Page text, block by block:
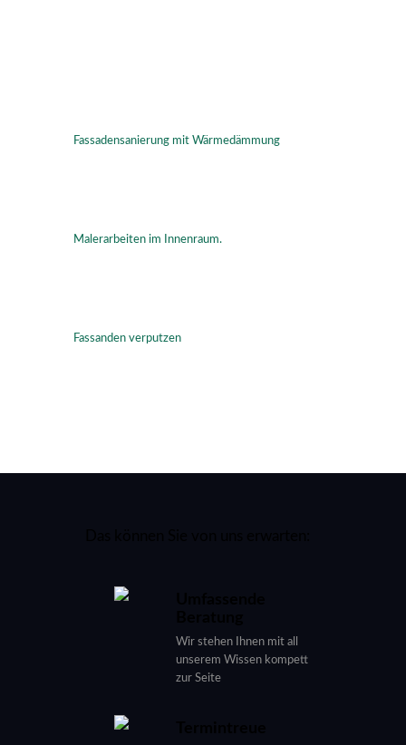
Fassadensanierung mit Wärmedämmung
Malerarbeiten im Innenraum.
Fassanden verputzen
Wir stehen Ihnen mit all
unserem Wissen kompett
zur Seite